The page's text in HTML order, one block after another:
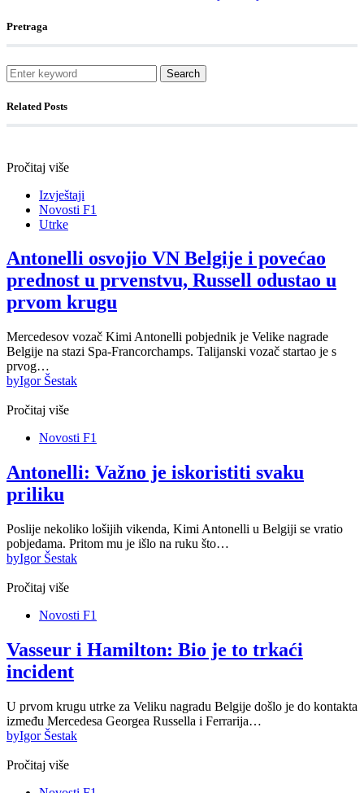
Pretraga
Search
Related Posts
Pročitaj više
Izvještaji
Novosti F1
Utrke
Antonelli osvojio VN Belgije i povećao
prednost u prvenstvu, Russell odustao u
prvom krugu
Mercedesov vozač Kimi Antonelli pobjednik je Velike nagrade
Belgije na stazi Spa-Francorchamps. Talijanski vozač startao je s
prvog…
byIgor Šestak
Pročitaj više
Novosti F1
Antonelli: Važno je iskoristiti svaku
priliku
Poslije nekoliko lošijih vikenda, Kimi Antonelli u Belgiji se vratio
pobjedama. Pritom mu je išlo na ruku što…
byIgor Šestak
Pročitaj više
Novosti F1
Vasseur i Hamilton: Bio je to trkaći
incident
U prvom krugu utrke za Veliku nagradu Belgije došlo je do kontakta
između Mercedesa Georgea Russella i Ferrarija…
byIgor Šestak
Pročitaj više